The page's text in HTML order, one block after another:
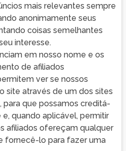
mais relevantes sempre
anonimamente seus
coisas semelhantes
interesse.
em nosso nome e os
de afiliados
ver se nossos
site através de um dos sites
para que possamos creditá-
quando aplicável, permitir
afiliados ofereçam qualquer
fornecê-lo para fazer uma